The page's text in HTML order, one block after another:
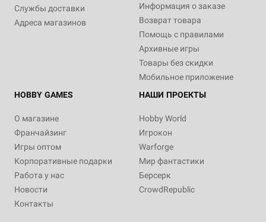
Службы доставки
Адреса магазинов
Информация о заказе
Возврат товара
Помощь с правилами
Архивные игры
Товары без скидки
Мобильное приложение
HOBBY GAMES
О магазине
Франчайзинг
Игры оптом
Корпоративные подарки
Работа у нас
Новости
Контакты
НАШИ ПРОЕКТЫ
Hobby World
Игрокон
Warforge
Мир фантастики
Берсерк
CrowdRepublic